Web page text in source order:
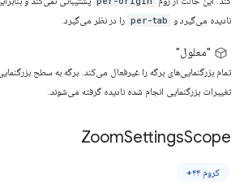
نادیده می‌گیرد و per-tab را در نظر می‌گیرد.
"معلول"
تمام بزرگنمایی‌های برگه را غیرفعال می‌کند. برگه به ​​سطح
تغییرات بزرگنمایی انجام شده نادیده گرفته می‌شوند.
ZoomSettingsScope
کروم ۴۴+